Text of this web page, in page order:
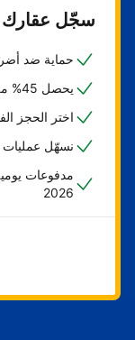
سجّل عقارك
حماية ضد أضرار
يحصل 45% من المضيفين على حجزهم الأول خلال أسبوع
اختر الحجز
نسهّل عمليات
مدفوعات
2026